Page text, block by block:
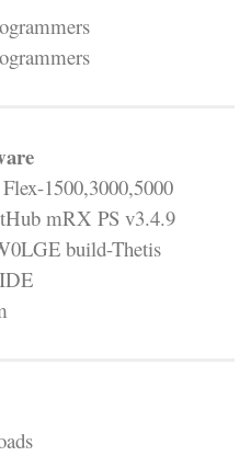
1500,3000,5000
mRX PS v3.4.9
build-Thetis